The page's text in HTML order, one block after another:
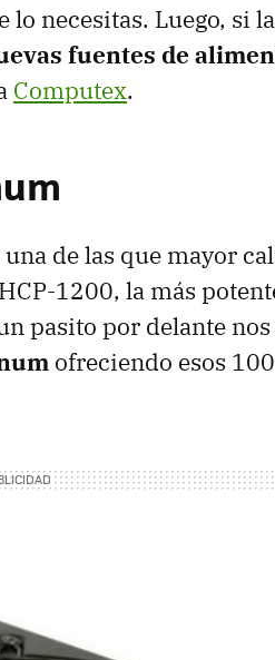
necesitas. Luego, si
fuentes de
Computex.
una de las que mayor
HCP-1200, la más
pasito por delante
ofreciendo esos